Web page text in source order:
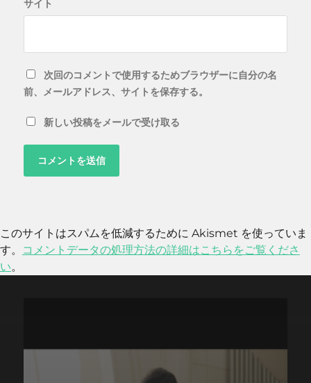
サイト
次回のコメントで使用するためブラウザーに自分の名
前、メールアドレス、サイトを保存する。
新しい投稿をメールで受け取る
このサイトはスパムを低減するために Akismet を使っていま
す。
コメントデータの処理方法の詳細はこちらをご覧くださ
い。